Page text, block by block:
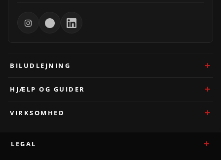
BILUDLEJNING
HJÆLP OG GUIDER
VIRKSOMHED
LEGAL